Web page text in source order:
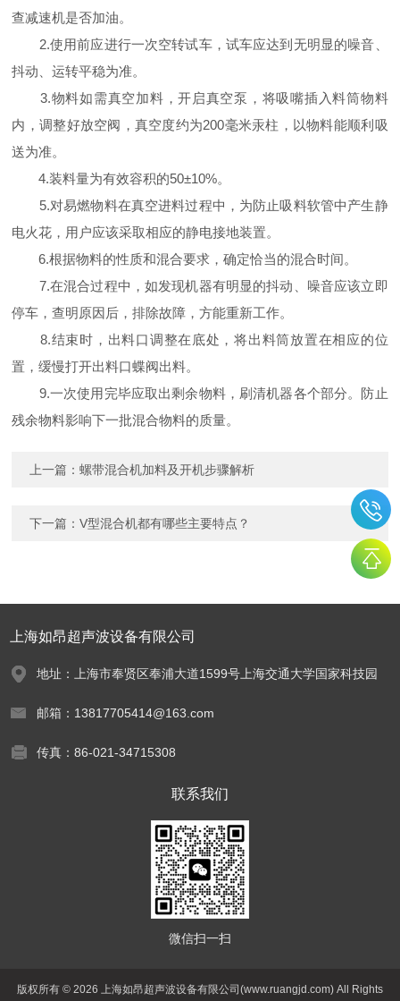
查减速机是否加油。
2.使用前应进行一次空转试车，试车应达到无明显的噪音、
抖动、运转平稳为准。
3.物料如需真空加料，开启真空泵，将吸嘴插入料筒物料
内，调整好放空阀，真空度约为200毫米汞柱，以物料能顺利吸
送为准。
4.装料量为有效容积的50±10%。
5.对易燃物料在真空进料过程中，为防止吸料软管中产生静
电火花，用户应该采取相应的静电接地装置。
6.根据物料的性质和混合要求，确定恰当的混合时间。
7.在混合过程中，如发现机器有明显的抖动、噪音应该立即
停车，查明原因后，排除故障，方能重新工作。
8.结束时，出料口调整在底处，将出料筒放置在相应的位
置，缓慢打开出料口蝶阀出料。
9.一次使用完毕应取出剩余物料，刷清机器各个部分。防止
残余物料影响下一批混合物料的质量。
上一篇：螺带混合机加料及开机步骤解析
下一篇：V型混合机都有哪些主要特点？
上海如昂超声波设备有限公司
地址：上海市奉贤区奉浦大道1599号上海交通大学国家科技园
邮箱：13817705414@163.com
传真：86-021-34715308
联系我们
微信扫一扫
版权所有 © 2026 上海如昂超声波设备有限公司(www.ruangjd.com) All Rights